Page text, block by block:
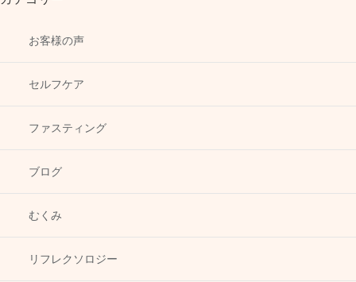
お客様の声
セルフケア
ファスティング
ブログ
むくみ
リフレクソロジー